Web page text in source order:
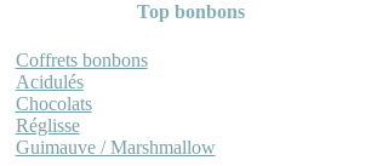
Top bonbons
Coffrets bonbons
Acidulés
Chocolats
Réglisse
Guimauve / Marshmallow